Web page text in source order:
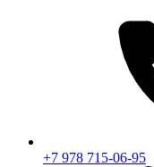
+7 978 715-06-95